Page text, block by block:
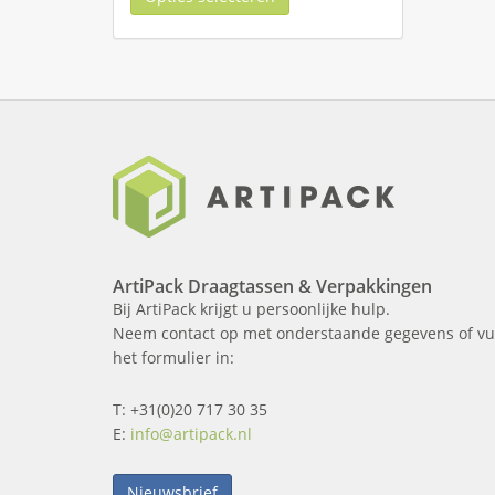
ArtiPack Draagtassen & Verpakkingen
Bij ArtiPack krijgt u persoonlijke hulp.
Neem contact op met onderstaande gegevens of
het formulier in:
T: +31(0)20 717 30 35
E: info@artipack.nl